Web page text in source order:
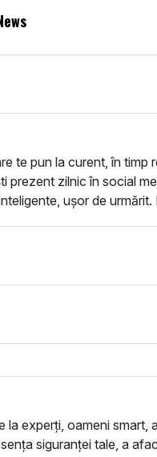
te pun la curent, în
prezent zilnic în social
ușor de
la experți, oameni
siguranței tale, a